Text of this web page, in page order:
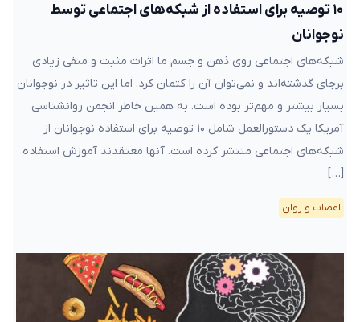
۱۰ توصیه برای استفاده از شبکه‌های اجتماعی توسط
نوجوانان
شبکه‌های اجتماعی روی ذهن و جسم ما اثرات مثبت و منفی زیادی
برجای گذشته‌اند و نمی‌توان آن را کتمان کرد. اما این تاثیر در نوجوانان
بسیار بیشتر و مهم‌تر بوده است. به همین خاطر انجمن روانشناسی
آمریکا یک دستورالعمل شامل ۱۰ توصیه برای استفاده نوجوانان از
شبکه‌های اجتماعی منتشر کرده است. آنها معتقدند آموزش استفاده
[…]
اعصاب و روان